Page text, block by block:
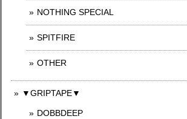
NOTHING SPECIAL
SPITFIRE
OTHER
▼GRIPTAPE▼
DOBBDEEP